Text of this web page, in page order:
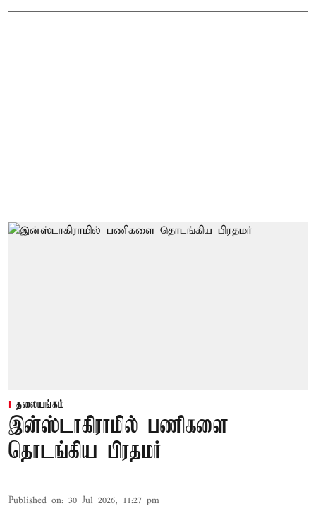
தலையங்கம்
இன்ஸ்டாகிராமில் பணிகளை
தொடங்கிய பிரதமர்
Published on: 30 Jul 2026, 11:27 pm